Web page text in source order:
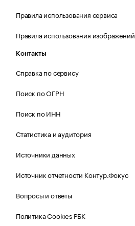
Правила использования сервиса
Правила использования изображений
Контакты
Справка по сервису
Поиск по ОГРН
Поиск по ИНН
Статистика и аудитория
Источники данных
Источник отчетности Контур.Фокус
Вопросы и ответы
Политика Cookies РБК